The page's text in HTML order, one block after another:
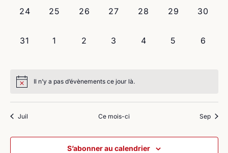
0
24
0
25
0
26
0
27
0
28
0
29
0
30
0
31
0
1
0
2
0
3
0
4
0
5
0
6
Il n’y a pas d’évènements ce jour là.
Juil Ce mois-ci Sep
S’abonner au calendrier